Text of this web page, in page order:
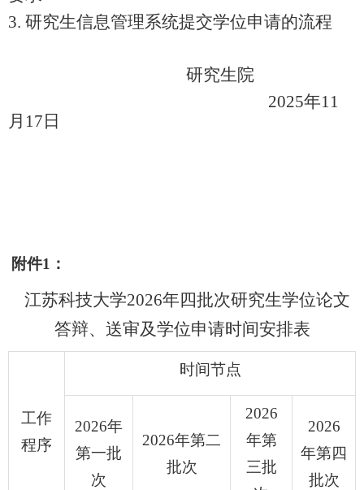
3. 研究生信息管理系统提交学位申请的流程
研究生院
2025年11
月 17 日
附件1 ：
江苏科技大学2026年四批次研究生学位论文
答辩、送审及学位申请时间安排表
工作
程序
时间节点
2026年
第一批
次
2026年第二
批次
2026
年第
三批
2026
年第四
批次